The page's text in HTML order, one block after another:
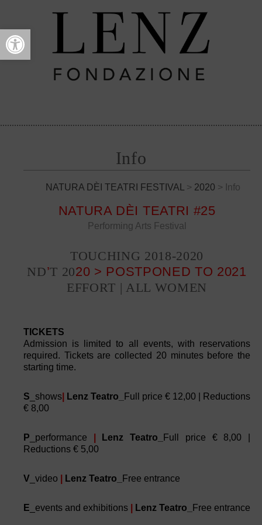
Open toolbar
Info
NATURA DÈI TEATRI FESTIVAL > 2020 > Info
NATURA DÈI TEATRI #25
Performing Arts Festival
TOUCHING 2018-2020
ND’T 2020 > POSTPONED TO 2021
EFFORT | ALL WOMEN
TICKETS
Admission is limited to all events, with reservations
required. Tickets are collected 20 minutes before the
starting time.
S _shows Lenz Teatro_
Full price € 12,00 | Reductions
€ 8,00
P _performance Lenz Teatro_
Full price € 8,00 |
Reductions € 5,00
V _video Lenz Teatro_ Free entrance
E _events and exhibitions Lenz Teatro_ Free entrance